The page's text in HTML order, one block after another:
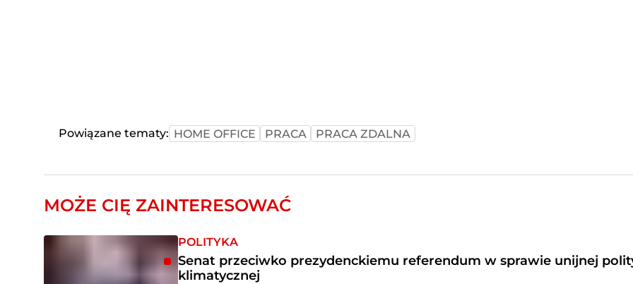
Powiązane tematy: HOME OFFICE PRACA PRACA ZDALNA
MOŻE CIĘ ZAINTERESOWAĆ
POLITYKA
Senat przeciwko prezydenckiemu referendum w sprawie unijnej
klimatycznej